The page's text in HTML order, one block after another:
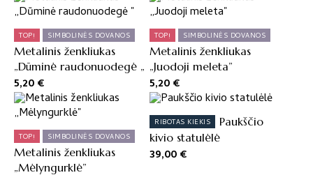
TOP! SIMBOLINĖS DOVANOS
Metalinis ženkliukas
„Dūminė raudonuodegė „
5,20€
TOP! SIMBOLINĖS DOVANOS
Metalinis ženkliukas
„Juodoji meleta”
5,20€
TOP! SIMBOLINĖS DOVANOS
Metalinis ženkliukas
„Mėlyngurklė”
RIBOTAS KIEKIS
Paukščio
kivio statulėlė
39,00€